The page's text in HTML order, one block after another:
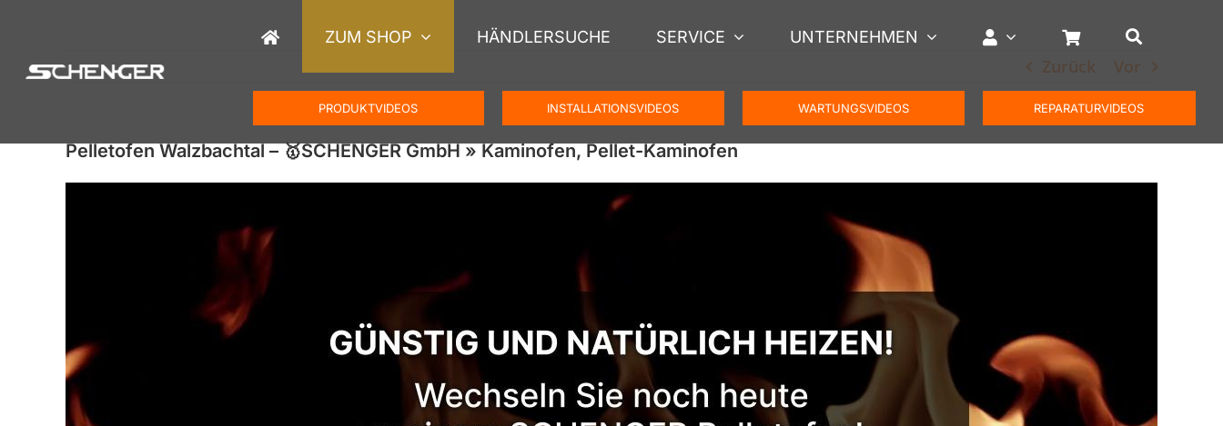
springen
ZUM SHOP HÄNDLERSUCHE SERVICE UNTERNEHMEN
PRODUKTVIDEOS INSTALLATIONSVIDEOS WARTUNGSVIDEOS REPARATURVIDEOS
Zurück Vor
Pelletofen Walzbachtal – 🥇SCHENGER GmbH » Kaminofen, Pellet-Kaminofen